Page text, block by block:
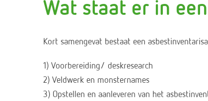
Wat staat er in
Kort samengevat bestaat een
1) Voorbereiding/ deskresearch
2) Veldwerk en monsternames
3) Opstellen en aanleveren van het